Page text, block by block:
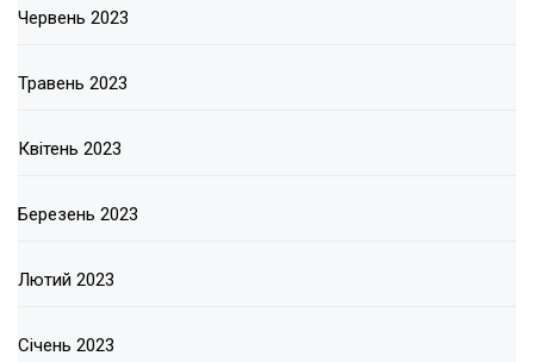
Червень 2023
Травень 2023
Квітень 2023
Березень 2023
Лютий 2023
Січень 2023